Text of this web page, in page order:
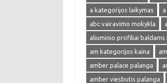
a kategorijos laikymas
abc vairavimo mokykla
aliuminio profiliai baldams
am kategorijos kaina
amber palace palanga
amber viesbutis palanga